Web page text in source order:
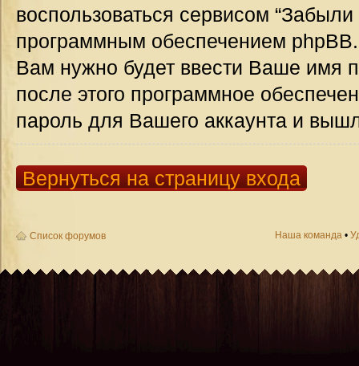
воспользоваться сервисом
программным обеспечением
Вам нужно будет ввести Ваше имя
после этого программное
пароль для Вашего аккаунта и
Вернуться на страницу входа
Список форумов Наша команда •